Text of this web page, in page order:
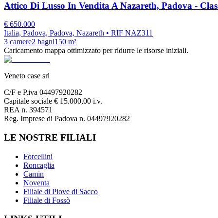
Attico Di Lusso In Vendita A Nazareth, Padova -
€ 650.000
Italia, Padova, Padova, Nazareth • RIF NAZ311
3 camere2 bagni150 m²
Caricamento mappa ottimizzato per ridurre le risorse iniziali.
Veneto case srl
C/F e P.iva 04497920282
Capitale sociale € 15.000,00 i.v.
REA n. 394571
Reg. Imprese di Padova n. 04497920282
LE NOSTRE FILIALI
Forcellini
Roncaglia
Camin
Noventa
Filiale di Piove di Sacco
Filiale di Fossò